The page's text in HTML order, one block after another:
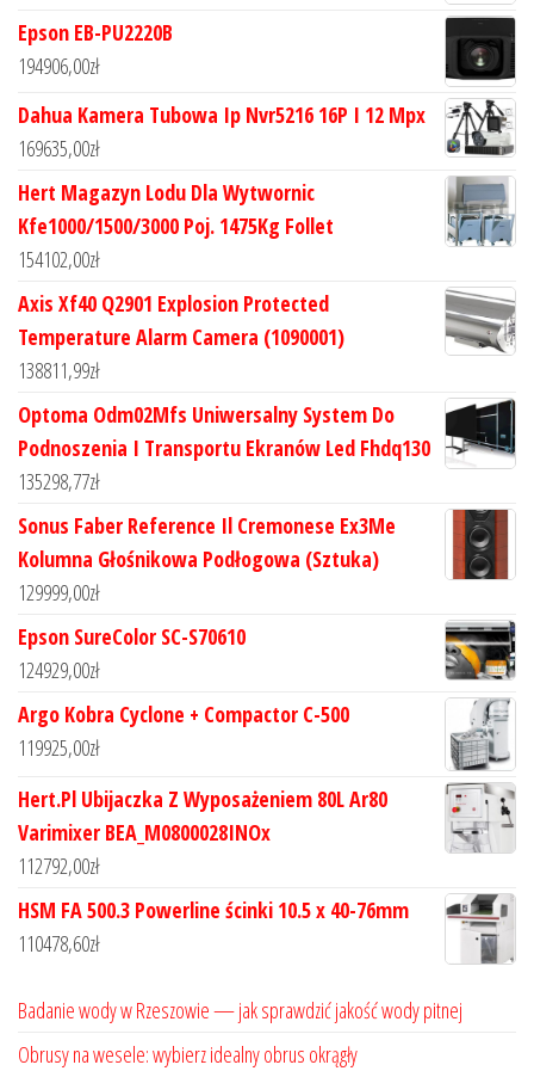
Epson EB-PU2220B
194906,00zł
Dahua Kamera Tubowa Ip Nvr5216 16P I 12 Mpx
169635,00zł
Hert Magazyn Lodu Dla Wytwornic
Kfe1000/1500/3000 Poj. 1475Kg Follet
154102,00zł
Axis Xf40 Q2901 Explosion Protected
Temperature Alarm Camera (1090001)
138811,99zł
Optoma Odm02Mfs Uniwersalny System Do
Podnoszenia I Transportu Ekranów Led Fhdq130
135298,77zł
Sonus Faber Reference Il Cremonese Ex3Me
Kolumna Głośnikowa Podłogowa (Sztuka)
129999,00zł
Epson SureColor SC-S70610
124929,00zł
Argo Kobra Cyclone + Compactor C-500
119925,00zł
Hert.Pl Ubijaczka Z Wyposażeniem 80L Ar80
Varimixer BEA_M0800028INOx
112792,00zł
HSM FA 500.3 Powerline ścinki 10.5 x 40-76mm
110478,60zł
Badanie wody w Rzeszowie — jak sprawdzić jakość wody pitnej
Obrusy na wesele: wybierz idealny obrus okrągły